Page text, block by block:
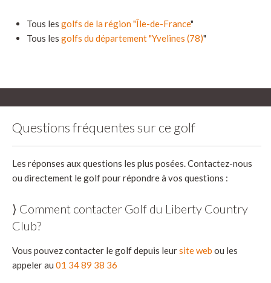
Tous les golfs de la région "Île-de-France"
Tous les golfs du département "Yvelines (78)"
Questions fréquentes sur ce golf
Les réponses aux questions les plus posées. Contactez-nous
ou directement le golf pour répondre à vos questions :
⟩ Comment contacter Golf du Liberty Country
Club?
Vous pouvez contacter le golf depuis leursite web ou les
appeler au 01 34 89 38 36